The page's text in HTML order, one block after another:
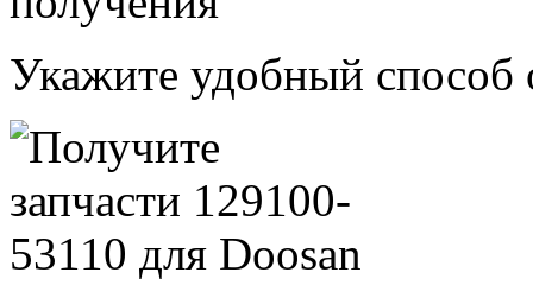
Укажите удобный способ